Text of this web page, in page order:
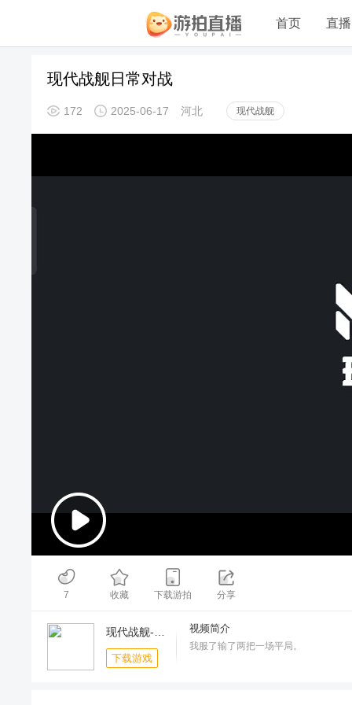
首页 直播
现代战舰日常对战
172 2025-06-17 河北 现代战舰
00:00/11:17
7 收藏 下载游拍 分享
下载游戏
视频简介
我服了输了两把一场平局。